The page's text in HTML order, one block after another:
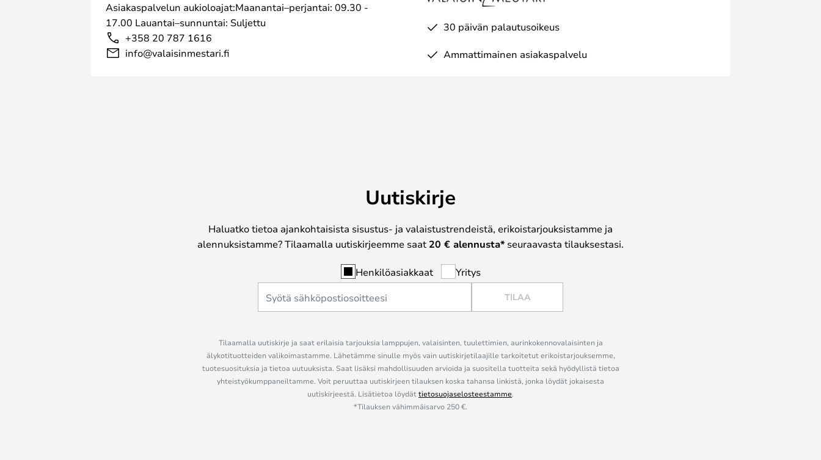
Asiakaspalvelun aukioloajat:Maanantai–perjantai: 09.30 -
17.00 Lauantai–sunnuntai: Suljettu
+358 20 787 1616
info@valaisinmestari.fi
30 päivän palautusoikeus
Ammattimainen asiakaspalvelu
Uutiskirje
Haluatko tietoa ajankohtaisista sisustus- ja valaistustrendeistä, erikoistarjouksistamme ja
alennuksistamme? Tilaamalla uutiskirjeemme saat 20 € alennusta* seuraavasta tilauksestasi.
Henkilöasiakkaat Yritys
TILAA
Tilaamalla uutiskirje ja saat erilaisia tarjouksia lamppujen, valaisinten, tuulettimien, aurinkokennovalaisinten ja
älykotituotteiden valikoimastamme. Lähetämme sinulle myös vain uutiskirjetilaajille tarkoitetut erikoistarjouksemme,
tuotesuosituksia ja tietoa uutuuksista. Saat lisäksi mahdollisuuden arvioida ja suositella tuotteita sekä hyödyllistä tietoa
yhteistyökumppaneiltamme. Voit peruuttaa uutiskirjeen tilauksen koska tahansa linkistä, jonka löydät jokaisesta
uutiskirjeestä. Lisätietoa löydättietosuojaselosteestamme.
*Tilauksen vähimmäisarvo 250 €.